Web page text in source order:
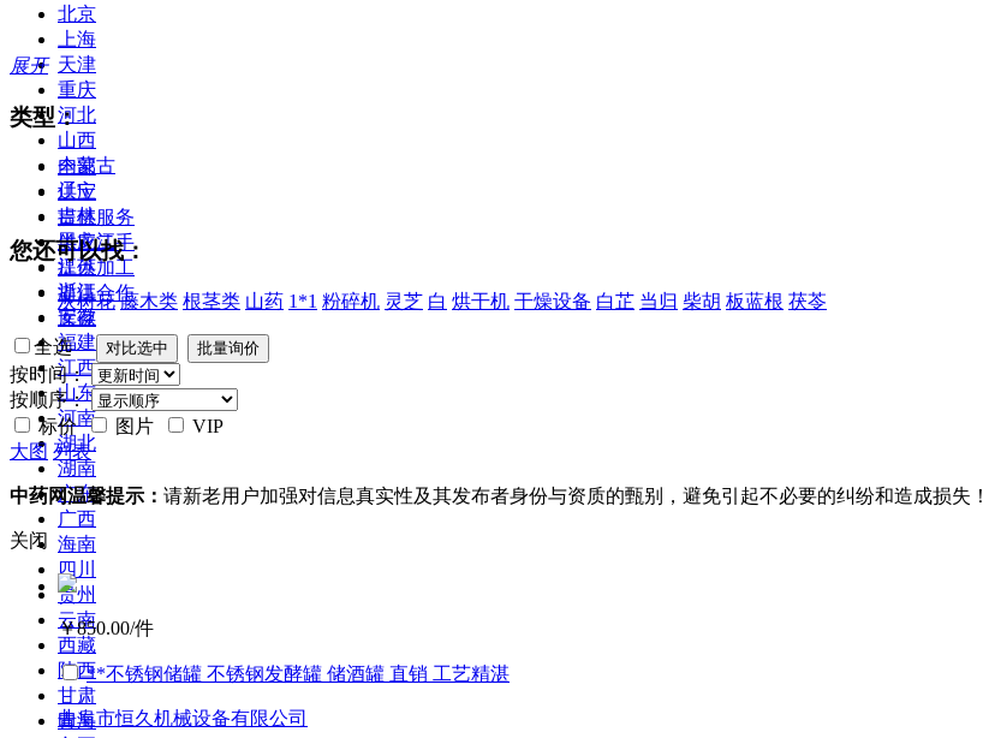
北京
上海
天津
重庆
河北
山西
内蒙古
辽宁
吉林
黑龙江
江苏
浙江
安徽
福建
江西
山东
河南
湖北
湖南
广东
广西
海南
四川
贵州
云南
西藏
陕西
甘肃
青海
展开
类型：
全部
供应
提供服务
供应二手
提供加工
提供合作
库存
您还可以找：
灰树花 藤木类 根茎类 山药 1*1 粉碎机 灵芝 白 烘干机 干燥设备 白芷 当归 柴胡 板蓝根 茯苓
全选
按时间：
按顺序：
标价
图片
VIP
大图 列表
中药网温馨提示： 请新老用户加强对信息真实性及其发布者身份与资质的甄别，避免引起不必要的纠纷和造成损失！
关闭
￥850.00/件
**不锈钢储罐 不锈钢发酵罐 储酒罐 直销 工艺精湛
曲阜市恒久机械设备有限公司